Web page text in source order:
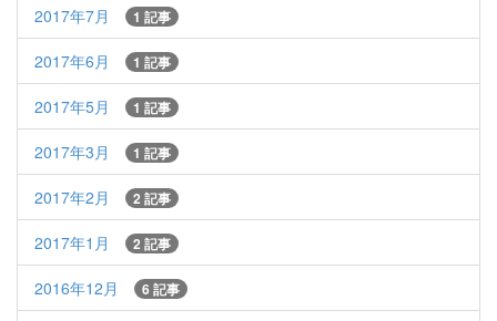
2017年7月 1 記事
2017年6月 1 記事
2017年5月 1 記事
2017年3月 1 記事
2017年2月 2 記事
2017年1月 2 記事
2016年12月 6 記事